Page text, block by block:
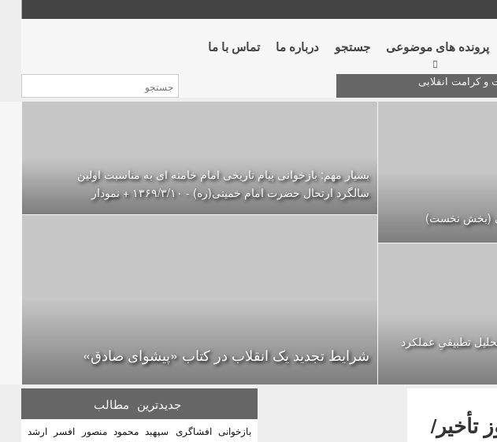
پرونده های موضوعی جستجو درباره ما تماس با ما
(بخش نخست)
تطبیقیِ عملکرد
بسیار مهم: بازخوانی پیام تاریخی امام خامنه ای به مناسبت اولین
سالگرد ارتحال حضرت امام خمینی(ره) - ۱۳۶۹/۳/۱۰ + نمودار
شرایط تجدید یک انقلاب در کتاب «پیشوای صادق»
امور خارجه در رابطه با برجام پس از 8 روز تأخیر/
جدیدترین مطالب
بازخوانی افشاگری سپهبد محمود منصور افسر ارشد